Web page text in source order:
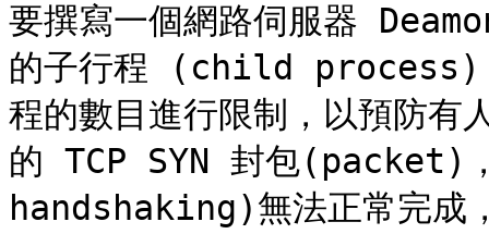
要撰寫一個網路伺服器
的子行程 (child process)
程的數目進行限制，以預防
的 TCP SYN 封包(packet)
handshaking)無法正常完成